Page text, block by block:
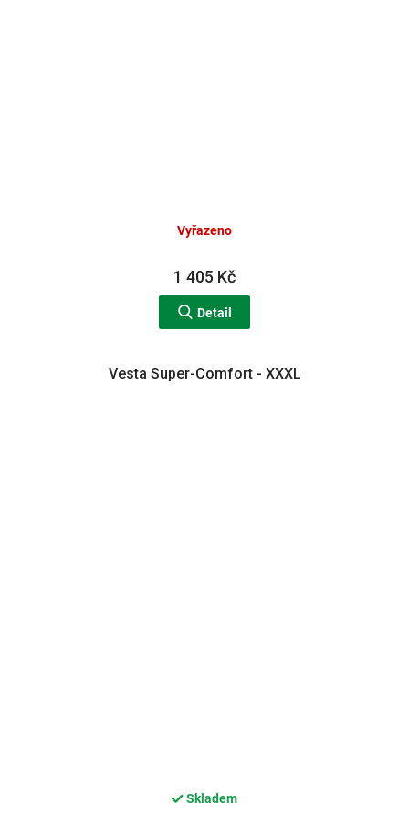
Vyřazeno
1 405 Kč
Detail
Vesta Super-Comfort - XXXL
Skladem